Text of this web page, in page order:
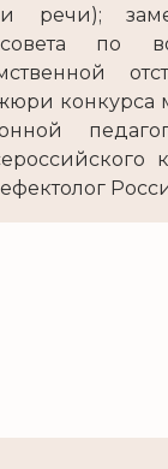
речи);
совета по
конкурса